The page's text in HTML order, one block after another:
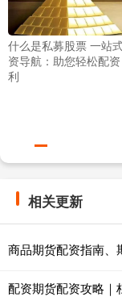
什么是私募股票 一站
资导航：助您轻松配
利
相关更新
商品期货配资指南、
配资期货配资攻略｜